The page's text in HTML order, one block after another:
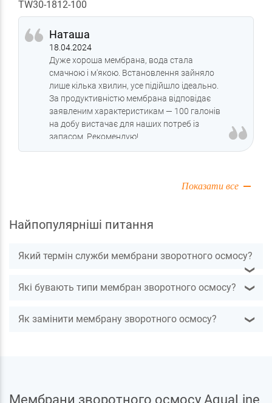
TW30-1812-100
Наташа
18.04.2024
Дуже хороша мембрана, вода стала
смачною і м'якою. Встановлення зайняло
лише кілька хвилин, усе підійшло ідеально.
За продуктивністю мембрана відповідає
заявленим характеристикам — 100 галонів
на добу вистачає для наших потреб із
запасом. Рекомендую!
Показати все
Найпопулярніші питання
Який термін служби мембрани зворотного осмосу?
❯
Які бувають типи мембран зворотного осмосу? ❯
Як замінити мембрану зворотного осмосу? ❯
Мембрани зворотного осмосу AquaLine